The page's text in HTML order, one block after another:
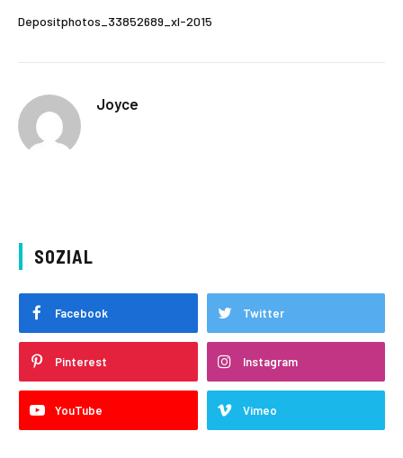
Depositphotos_33852689_xl-2015
Joyce
SOZIAL
Facebook Twitter
Pinterest Instagram
YouTube Vimeo